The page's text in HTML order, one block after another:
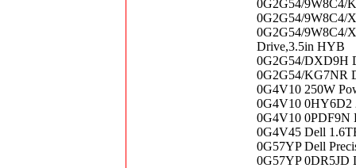
0G2G54/9W8C4/
0G2G54/9W8C4/
0G2G54/9W8C4/
Drive,3.5in HYB
0G2G54/DXD9H
0G2G54/KG7NR
0G4V10 250W
0G4V10 0HY6D2
0G4V10 0PDF9N
0G4V45 Dell
0G57YP Dell
0G57YP 0DR5JD